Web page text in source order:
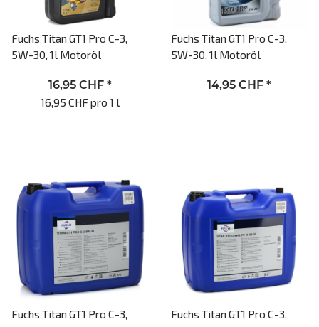
Fuchs Titan GT1 Pro C-3,
5W-30, 1l Motoröl
16,95 CHF *
16,95 CHF pro 1 l
Fuchs Titan GT1 Pro C-3,
5W-30, 1l Motoröl
14,95 CHF *
Fuchs Titan GT1 Pro C-3,
Fuchs Titan GT1 Pro C-3,